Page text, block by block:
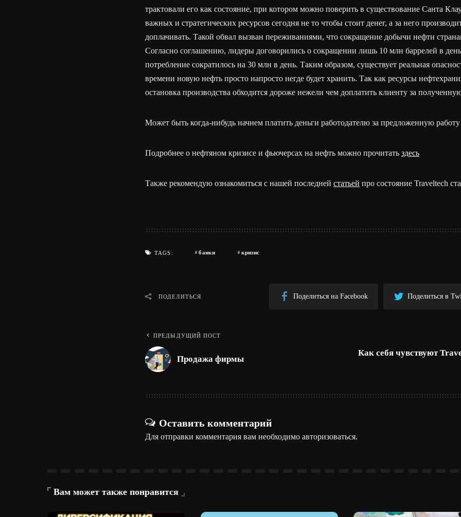
трактовали его как состояние, при котором можно поверить в существование Санта
важных и стратегических ресурсов сегодня не то чтобы стоит денег, а за него
доплачивать. Такой обвал вызван переживаниями, что сокращение добычи нефти
Согласно соглашению, лидеры договорились о сокращении лишь 10 млн баррелей в
потребление сократилось на 30 млн в день. Таким образом, существует реальная
времени новую нефть просто напросто негде будет хранить. Так как ресурсы
остановка производства обходится дороже нежели чем доплатить клиенту за
Может быть когда-нибудь начнем платить деньги работодателю за предложенную
Подробнее о нефтяном кризисе и фьючерсах на нефть можно прочитать здесь
Также рекомендую ознакомиться с нашей последней статьей про состояние Traveltech
TAGS: банки кризис
ПОДЕЛИТЬСЯ Поделиться на Facebook Поделиться в
ПРЕДЫДУЩИЙ ПОСТ
Продажа фирмы
Как себя чувствуют
Оставить комментарий
Для отправки комментария вам необходимо авторизоваться.
Вам может также понравится